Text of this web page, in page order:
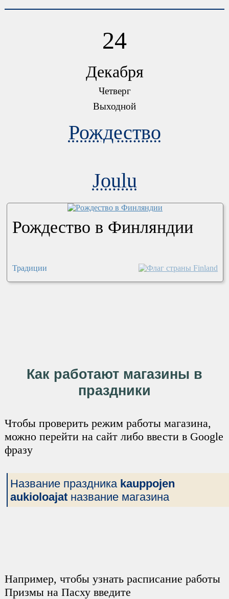
24
Декабря
Четверг
Выходной
Рождество
Joulu
Рождество в Финляндии
Традиции
Как работают магазины в
праздники
Чтобы проверить режим работы магазина,
можно перейти на сайт либо ввести в Google
фразу
Название праздника kauppojen
aukioloajat название магазина
Например, чтобы узнать расписание работы
Призмы на Пасху введите